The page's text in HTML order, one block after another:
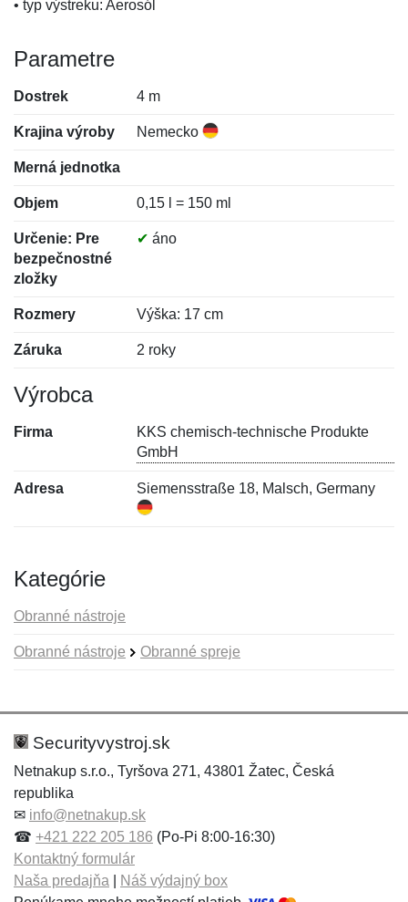
• typ výstreku: Aerosól
Parametre
Dostrek 4 m
Krajina výroby Nemecko
Merná jednotka
Objem 0,15 l = 150 ml
Určenie: Pre
bezpečnostné
zložky
✔ áno
Rozmery Výška: 17 cm
Záruka 2 roky
Výrobca
Firma
KKS chemisch-technische Produkte
GmbH
Adresa Siemensstraße 18, Malsch, Germany
Kategórie
Obranné nástroje
Obranné nástroje Obranné spreje
Hodnotenie:
Meno:*
E-mail:
Meno:
E-mail:*
Securityvystroj.sk
Netnakup s.r.o., Tyršova 271, 43801 Žatec, Česká
republika
✉ info@netnakup.sk
☎ +421 222 205 186 (Po-Pi 8:00-16:30)
Kontaktný formulár
Naša predajňa
Náš výdajný box